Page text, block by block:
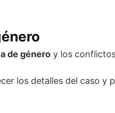
de género y los
los detalles del caso y